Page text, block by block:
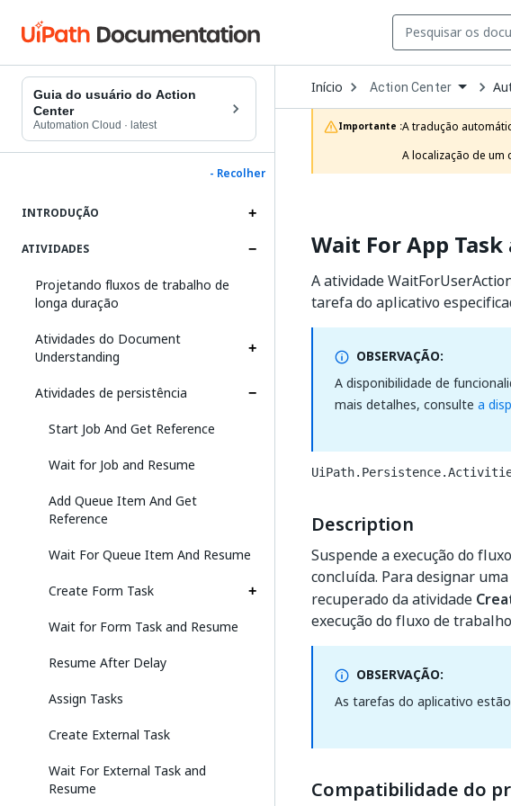
Guia do usuário do Action
Center
Automation Cloud · latest
- Recolher
INTRODUÇÃO
ATIVIDADES
Projetando fluxos de trabalho de
longa duração
Atividades do Document
Understanding
Atividades de persistência
Start Job And Get Reference
Wait for Job and Resume
Add Queue Item And Get
Reference
Wait For Queue Item And Resume
Create Form Task
Wait for Form Task and Resume
Resume After Delay
Assign Tasks
Create External Task
Wait For External Task and
Resume
Início Open
Dropdown
to
choose
product
Action Center
Importante :A tradução
A localização de
Wait For App Task
A atividade
tarefa do aplicativo
OBSERVAÇÃO:
A disponibilidade de
mais detalhes, consulte a
Description
Suspende a execução do
concluída. Para designar
recuperado da atividade
execução do fluxo de
OBSERVAÇÃO:
As tarefas do aplicativo
Compatibilidade do